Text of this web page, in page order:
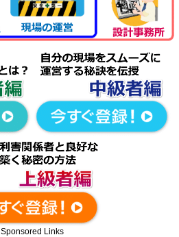
Sponsored Links